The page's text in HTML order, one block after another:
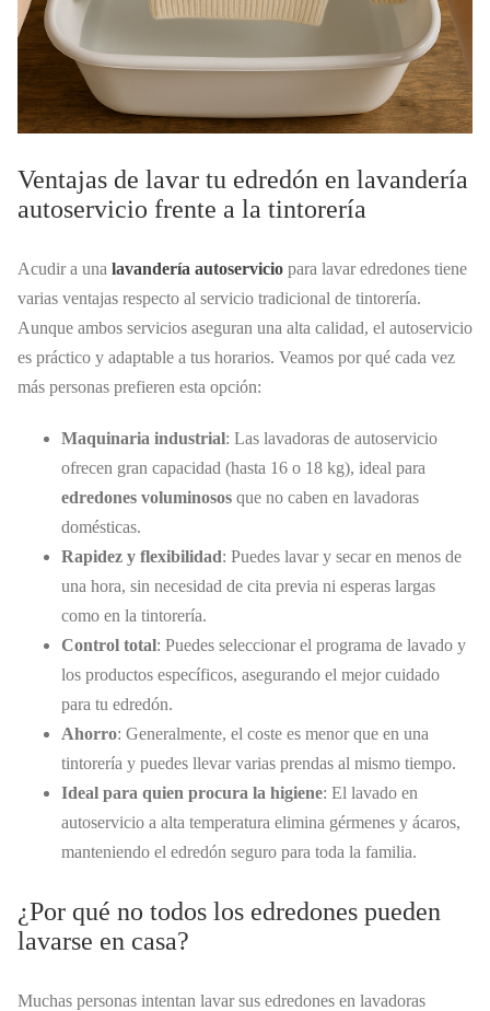
Ventajas de lavar tu edredón en lavandería
autoservicio frente a la tintorería
Acudir a una lavandería autoservicio para lavar edredones tiene
varias ventajas respecto al servicio tradicional de tintorería.
Aunque ambos servicios aseguran una alta calidad, el autoservicio
es práctico y adaptable a tus horarios. Veamos por qué cada vez
más personas prefieren esta opción:
Maquinaria industrial: Las lavadoras de autoservicio
ofrecen gran capacidad (hasta 16 o 18 kg), ideal para
edredones voluminosos que no caben en lavadoras
domésticas.
Rapidez y flexibilidad: Puedes lavar y secar en menos de
una hora, sin necesidad de cita previa ni esperas largas
como en la tintorería.
Control total: Puedes seleccionar el programa de lavado y
los productos específicos, asegurando el mejor cuidado
para tu edredón.
Ahorro: Generalmente, el coste es menor que en una
tintorería y puedes llevar varias prendas al mismo tiempo.
Ideal para quien procura la higiene: El lavado en
autoservicio a alta temperatura elimina gérmenes y ácaros,
manteniendo el edredón seguro para toda la familia.
¿Por qué no todos los edredones pueden
lavarse en casa?
Muchas personas intentan lavar sus edredones en lavadoras